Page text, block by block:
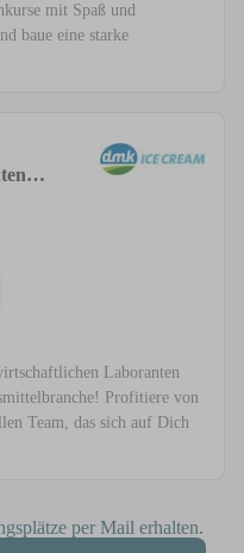
mit Spaß und
baue eine starke
Laboranten
Profitiere von
Team, das sich auf Dich
per Mail erhalten.